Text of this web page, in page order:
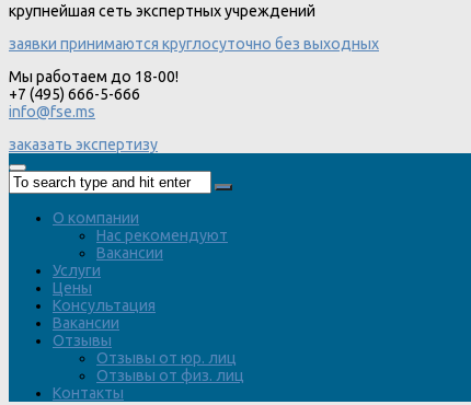
крупнейшая сеть экспертных учреждений
заявки принимаются круглосуточно без выходных
Мы работаем до 18-00!
+7 (495) 666-5-666
info@fse.ms
заказать экспертизу
О компании
Нас рекомендуют
Вакансии
Услуги
Цены
Консультация
Вакансии
Отзывы
Отзывы от юр. лиц
Отзывы от физ. лиц
Контакты